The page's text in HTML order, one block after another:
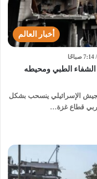
أخبار العالم
الطبي ومحيطه
الإسرائيلي ينسحب بشكل
قطاع غزة…